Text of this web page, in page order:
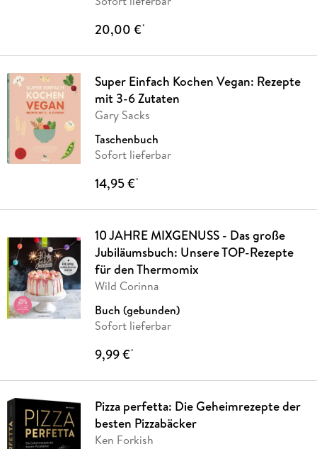
20,00 €*
Super Einfach Kochen Vegan: Rezepte
mit 3-6 Zutaten
Gary Sacks
Taschenbuch
Sofort lieferbar
14,95 €*
10 JAHRE MIXGENUSS - Das große
Jubiläumsbuch: Unsere TOP-Rezepte
für den Thermomix
Wild Corinna
Buch (gebunden)
Sofort lieferbar
9,99 €*
Pizza perfetta: Die Geheimrezepte der
besten Pizzabäcker
Ken Forkish